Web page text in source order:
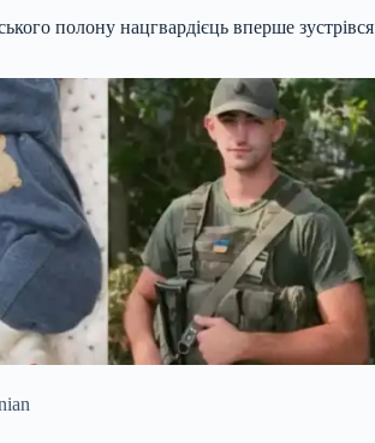
полону нацгвардієць вперше зустрівся